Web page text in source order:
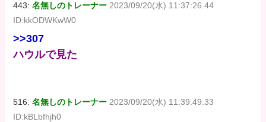
443:名無しのトレーナー 2023/09/20(水) 11:37:26.44
ID:kkODWKwW0
>>307
ハウルで見た
516:名無しのトレーナー 2023/09/20(水) 11:39:49.33
ID:kBLbfhjh0